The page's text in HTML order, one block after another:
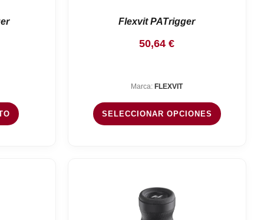
Flexvit PATrigger
50,64€
Marca: FLEXVIT
SELECCIONAR OPCIONES